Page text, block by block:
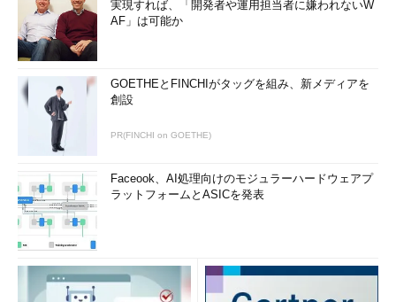
パラメーター「
には、スペースが含まれていてもよい。パラメーター
「 description 」の説明文についても同様だ。
上記のテンプレートでカスタムロールを生成するには、「
deployment sub create」コマンドを以下のように実行する。
az deployment sub create -l＜リージョン名＞ -f
roledefine.bicep -p "roleName=
"description=
デプロイが完了したら、出力されたJSONの
実現すれば、「開発者や運用担当者に嫌われないW
AF」は可能か
GOETHEとFINCHIがタッグを組み、新メディアを
創設
PR(FINCHI on GOETHE)
Faceook、AI処理向けのモジュラーハードウェアプ
ラットフォームとASICを発表